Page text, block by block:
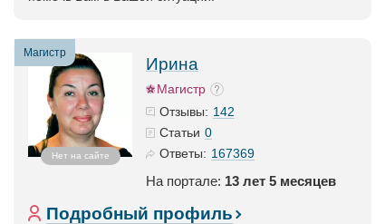
Магистр
Нет на сайте
Ирина
Магистр
Отзывы: 142
Статьи 0
Ответы: 167369
На портале: 13 лет 5 месяцев
Подробный профиль